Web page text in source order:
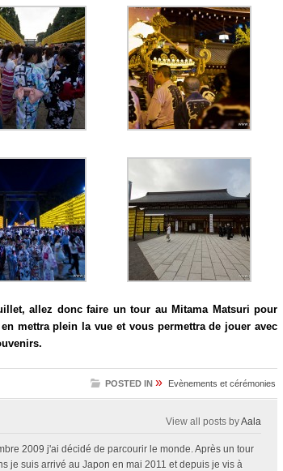
allez donc faire un tour au Mitama Matsuri pour
mettra plein la vue et vous permettra de jouer avec
POSTED IN » Evènements et cérémonies
View all posts byAala
2009 j'ai décidé de parcourir le monde. Après un tour
je suis arrivé au Japon en mai 2011 et depuis je vis à